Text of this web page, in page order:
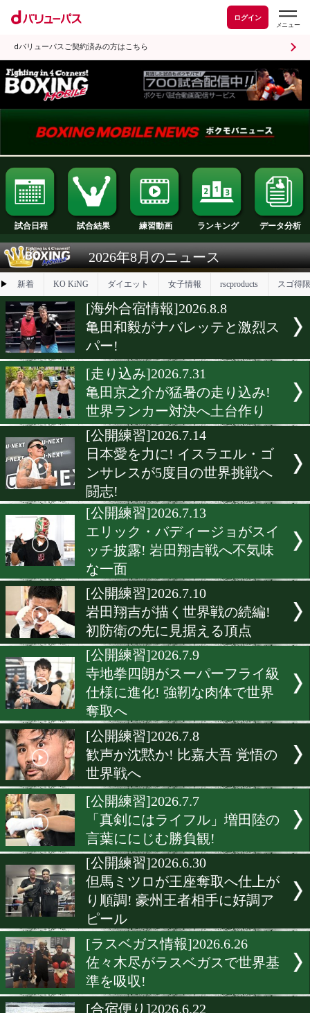
ログイン
dバリューパスご契約済みの方はこちら
試合日程 試合結果 練習動画 ランキング
2026年8月のニュース
▶ 新着 KO KiNG
[海外合宿情報]2026.8.8
亀田和毅がナバレッテと激
パー!
[走り込み]2026.7.31
亀田京之介が猛暑の走り込
世界ランカー対決へ土台作
[公開練習]2026.7.14
日本愛を力に! イスラエル
ンサレスが5度目の世界挑
闘志!
[公開練習]2026.7.13
エリック・バディージョが
ッチ披露! 岩田翔吉戦へ不
な一面
[公開練習]2026.7.10
岩田翔吉が描く世界戦の続
初防衛の先に見据える頂点
[公開練習]2026.7.9
寺地拳四朗がスーパーフラ
仕様に進化! 強靭な肉体で
奪取へ
[公開練習]2026.7.8
歓声か沈黙か! 比嘉大吾 覚
世界戦へ
[公開練習]2026.7.7
「真剣にはライフル」増田